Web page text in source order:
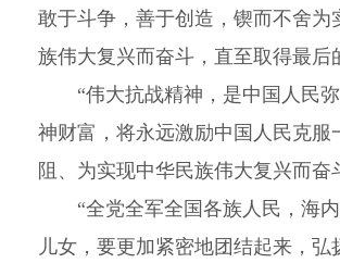
敢于斗争，善于创造，锲而不舍为
族伟大复兴而奋斗，直至取得最后
“伟大抗战精神，是中国人民弥
神财富，将永远激励中国人民克服
阻、为实现中华民族伟大复兴而奋
“全党全军全国各族人民，海内
儿女，要更加紧密地团结起来，弘